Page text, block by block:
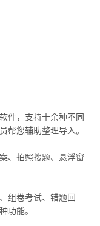
件，支持十余种不同
帮您辅助整理导入。
、拍照搜题、悬浮窗
组卷考试、错题回
功能。